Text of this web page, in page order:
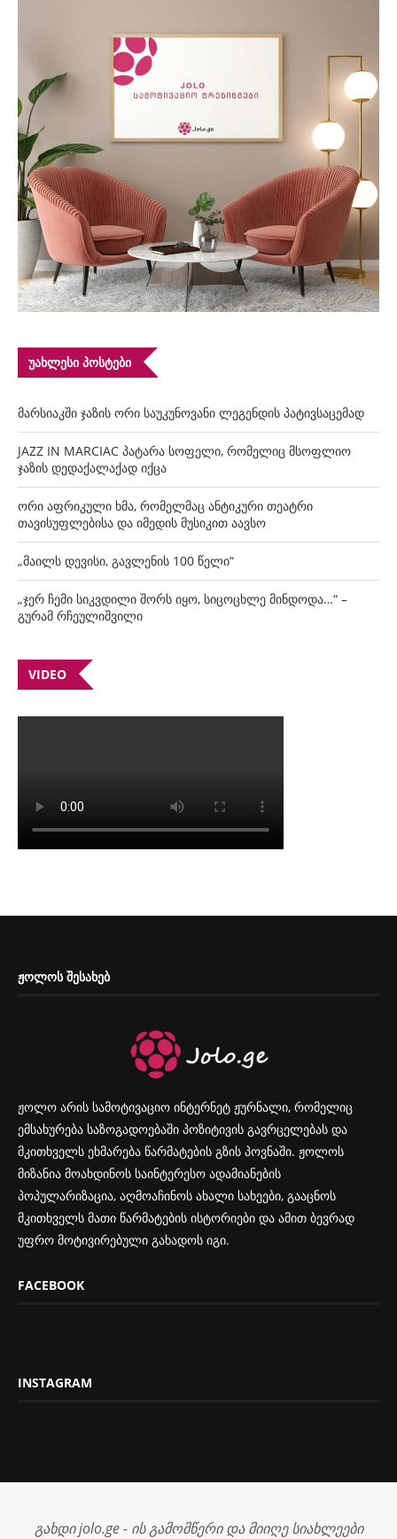
ᲣᲐᲮᲚᲔᲡᲘ ᲞᲝᲡᲢᲔᲑᲘ
მარსიაკში ჯაზის ორი საუკუნოვანი ლეგენდის პატივსაცემად
JAZZ IN MARCIAC პატარა სოფელი, რომელიც მსოფლიო
ჯაზის დედაქალაქად იქცა
ორი აფრიკული ხმა, რომელმაც ანტიკური თეატრი
თავისუფლებისა და იმედის მუსიკით აავსო
„მაილს დევისი, გავლენის 100 წელი“
„ჯერ ჩემი სიკვდილი შორს იყო, სიცოცხლე მინდოდა…“ –
გურამ რჩეულიშვილი
VIDEO
ᲟᲝᲚᲝᲡ ᲨᲔᲡᲐᲮᲔᲑ
ჟოლო არის სამოტივაციო ინტერნეტ ჟურნალი, რომელიც
ემსახურება საზოგადოებაში პოზიტივის გავრცელებას და
მკითხველს ეხმარება წარმატების გზის პოვნაში. ჟოლოს
მიზანია მოახდინოს საინტერესო ადამიანების
პოპულარიზაცია, აღმოაჩინოს ახალი სახეები, გააცნოს
მკითხველს მათი წარმატების ისტორიები და ამით ბევრად
უფრო მოტივირებული გახადოს იგი.
FACEBOOK
INSTAGRAM
გახდი jolo.ge - ის გამომწერი და მიიღე სიახლეები